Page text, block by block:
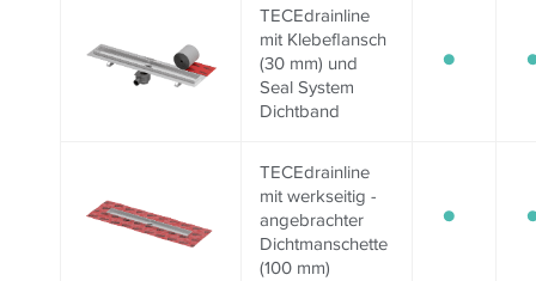
TECEdrainline
mit Klebeflansch
(30 mm) und
Seal System
Dichtband
TECEdrainline
mit werkseitig ­
angebrachter
Dichtmanschette
(100 mm)